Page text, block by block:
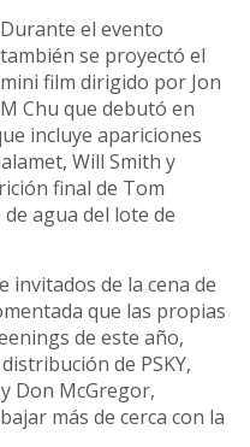
Durante el evento
también se proyectó el
mini film dirigido por Jon
M Chu que debutó en
incluye apariciones
Will Smith y
final de Tom
agua del lote de
invitados de la cena de
que las propias
de este año,
de PSKY,
Don McGregor,
más de cerca con la